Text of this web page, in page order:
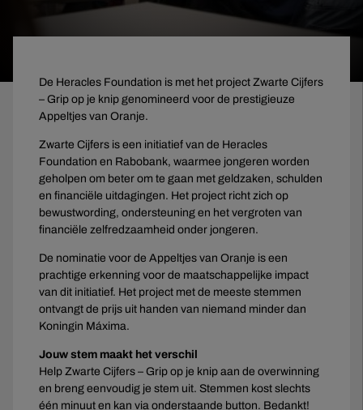
De Heracles Foundation is met het project Zwarte Cijfers
– Grip op je knip genomineerd voor de prestigieuze
Appeltjes van Oranje.
Zwarte Cijfers is een initiatief van de Heracles
Foundation en Rabobank, waarmee jongeren worden
geholpen om beter om te gaan met geldzaken, schulden
en financiële uitdagingen. Het project richt zich op
bewustwording, ondersteuning en het vergroten van
financiële zelfredzaamheid onder jongeren.
De nominatie voor de Appeltjes van Oranje is een
prachtige erkenning voor de maatschappelijke impact
van dit initiatief. Het project met de meeste stemmen
ontvangt de prijs uit handen van niemand minder dan
Koningin Máxima.
Jouw stem maakt het verschil
Help Zwarte Cijfers – Grip op je knip aan de overwinning
en breng eenvoudig je stem uit. Stemmen kost slechts
één minuut en kan via onderstaande button. Bedankt!